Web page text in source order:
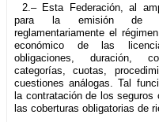
2.– Esta Federación, al
para la emisión de
reglamentariamente el
económico de las
obligaciones, duración,
categorías, cuotas,
cuestiones análogas. Tal
la contratación de los
las coberturas obligatorias de